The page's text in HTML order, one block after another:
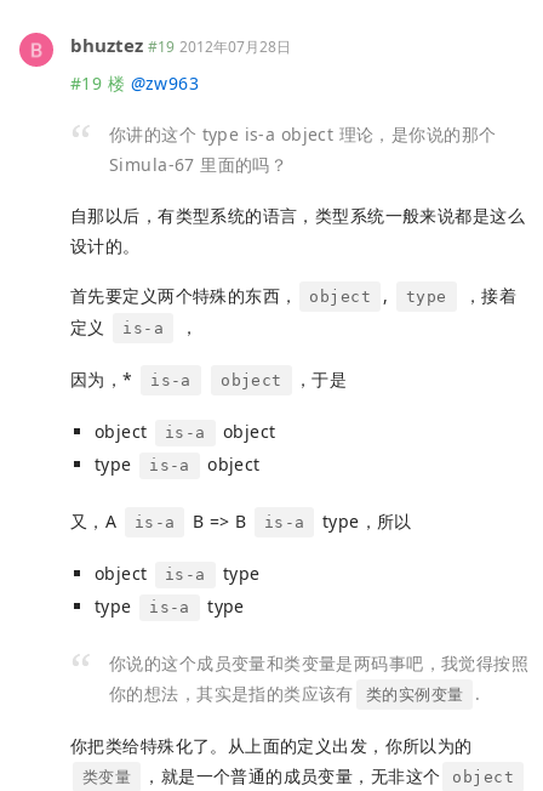
bhuztez #19 2012年07月28日
#19 楼 @zw963
你讲的这个 type is-a object 理论，是你说的那个
Simula-67 里面的吗？
自那以后，有类型系统的语言，类型系统一般来说都是这么
设计的。
首先要定义两个特殊的东西， object , type
，接着
定义
is-a ，
因为，* is-a object ，于是
object is-a
object
type
is-a object
又，A is-a B => B is-a type，所以
object is-a
type
type
is-a type
你说的这个成员变量和类变量是两码事吧，我觉得按照
你的想法，其实是指的类应该有
类的实例变量 .
你把类给特殊化了。从上面的定义出发，你所以为的
类变量 ，就是一个普通的成员变量，无非这个 object